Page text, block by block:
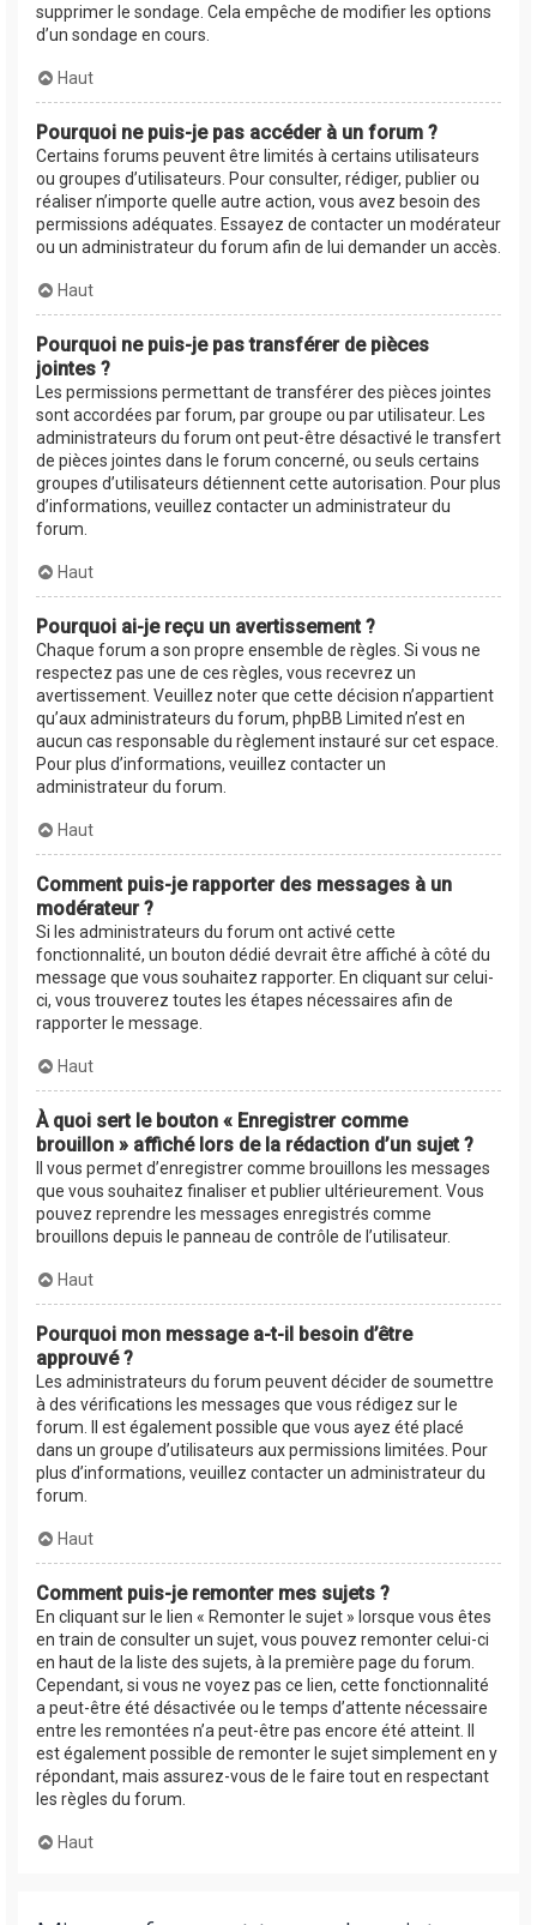
supprimer le sondage. Cela empêche de modifier les options
d’un sondage en cours.
Haut
Pourquoi ne puis-je pas accéder à un forum ?
Certains forums peuvent être limités à certains utilisateurs
ou groupes d’utilisateurs. Pour consulter, rédiger, publier ou
réaliser n’importe quelle autre action, vous avez besoin des
permissions adéquates. Essayez de contacter un modérateur
ou un administrateur du forum afin de lui demander un accès.
Haut
Pourquoi ne puis-je pas transférer de pièces
jointes ?
Les permissions permettant de transférer des pièces jointes
sont accordées par forum, par groupe ou par utilisateur. Les
administrateurs du forum ont peut-être désactivé le transfert
de pièces jointes dans le forum concerné, ou seuls certains
groupes d’utilisateurs détiennent cette autorisation. Pour plus
d’informations, veuillez contacter un administrateur du
forum.
Haut
Pourquoi ai-je reçu un avertissement ?
Chaque forum a son propre ensemble de règles. Si vous ne
respectez pas une de ces règles, vous recevrez un
avertissement. Veuillez noter que cette décision n’appartient
qu’aux administrateurs du forum, phpBB Limited n’est en
aucun cas responsable du règlement instauré sur cet espace.
Pour plus d’informations, veuillez contacter un
administrateur du forum.
Haut
Comment puis-je rapporter des messages à un
modérateur ?
Si les administrateurs du forum ont activé cette
fonctionnalité, un bouton dédié devrait être affiché à côté du
message que vous souhaitez rapporter. En cliquant sur celui-
ci, vous trouverez toutes les étapes nécessaires afin de
rapporter le message.
Haut
À quoi sert le bouton « Enregistrer comme
brouillon » affiché lors de la rédaction d’un sujet ?
Il vous permet d’enregistrer comme brouillons les messages
que vous souhaitez finaliser et publier ultérieurement. Vous
pouvez reprendre les messages enregistrés comme
brouillons depuis le panneau de contrôle de l’utilisateur.
Haut
Pourquoi mon message a-t-il besoin d’être
approuvé ?
Les administrateurs du forum peuvent décider de soumettre
à des vérifications les messages que vous rédigez sur le
forum. Il est également possible que vous ayez été placé
dans un groupe d’utilisateurs aux permissions limitées. Pour
plus d’informations, veuillez contacter un administrateur du
forum.
Haut
Comment puis-je remonter mes sujets ?
En cliquant sur le lien « Remonter le sujet » lorsque vous êtes
en train de consulter un sujet, vous pouvez remonter celui-ci
en haut de la liste des sujets, à la première page du forum.
Cependant, si vous ne voyez pas ce lien, cette fonctionnalité
a peut-être été désactivée ou le temps d’attente nécessaire
entre les remontées n’a peut-être pas encore été atteint. Il
est également possible de remonter le sujet simplement en y
répondant, mais assurez-vous de le faire tout en respectant
les règles du forum.
Haut